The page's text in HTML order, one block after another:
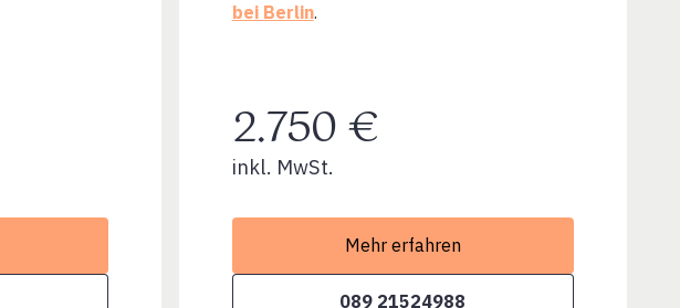
bei Berlin.
2.750 €
inkl. MwSt.
Mehr erfahren
089 21524988